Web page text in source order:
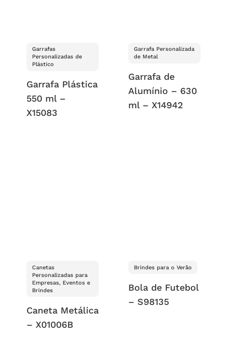
Garrafas
Personalizadas de
Plástico
Garrafa Plástica
550 ml –
X15083
Garrafa Personalizada
de Metal
Garrafa de
Alumínio – 630
ml – X14942
Canetas
Personalizadas para
Empresas, Eventos e
Brindes
Caneta Metálica
– X01006B
Brindes para o Verão
Bola de Futebol
– S98135